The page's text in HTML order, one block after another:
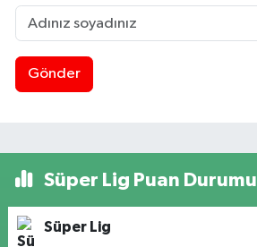
Gönder
Süper Lig Puan Durumu
Süper Lig